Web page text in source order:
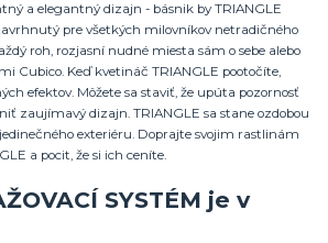
a elegantný dizajn - básnik by TRIANGLE
pre všetkých milovníkov netradičného
roh, rozjasní nudné miesta sám o sebe alebo
Cubico. Keď kvetináč TRIANGLE pootočíte,
efektov. Môžete sa staviť, že upúta pozornosť
zaujímavý dizajn. TRIANGLE sa stane ozdobou
exteriéru. Doprajte svojim rastlinám
a pocit, že si ich ceníte.
SYSTÉM je v